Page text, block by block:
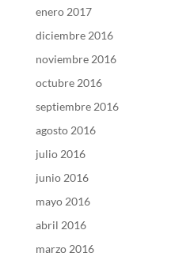
enero 2017
diciembre 2016
noviembre 2016
octubre 2016
septiembre 2016
agosto 2016
julio 2016
junio 2016
mayo 2016
abril 2016
marzo 2016